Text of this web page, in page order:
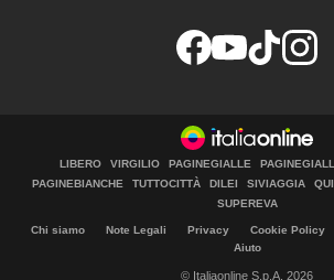
LIBERO VIRGILIO PAGINEGIALLE
PAGINEBIANCHE
TUTTOCITTÀ DILEI SIVIAGGIA
SUPEREVA
Chi siamo Note Legali Privacy Cookie Policy
Aiuto
© Italiaonline S.p.A. 2026